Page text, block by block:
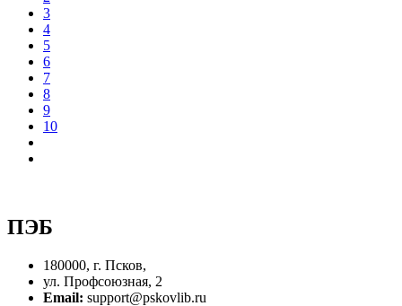
3
4
5
6
7
8
9
10
ПЭБ
180000, г. Псков,
ул. Профсоюзная, 2
Email: support@pskovlib.ru